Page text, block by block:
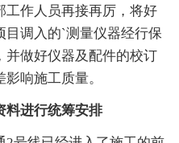
工作人员再接再厉，将好
目调入的`测量仪器经行保
并做好仪器及配件的校订
响施工质量。
进行统筹安排